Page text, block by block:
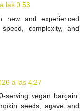
las 0:53
new and experienced
complexity, and
a las 4:27
serving vegan bargain:
seeds, agave and